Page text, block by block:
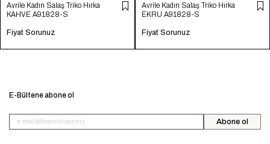
Avrile Kadın Salaş Triko Hırka
KAHVE A91828-S
Fiyat Sorunuz
Avrile Kadın Salaş Triko Hırka
EKRU A91828-S
Fiyat Sorunuz
E-Bültene abone ol
Abone ol